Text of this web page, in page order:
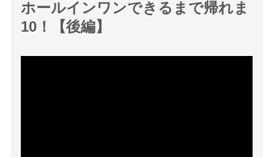
ホールインワンできるまで帰れま
10！【後編】